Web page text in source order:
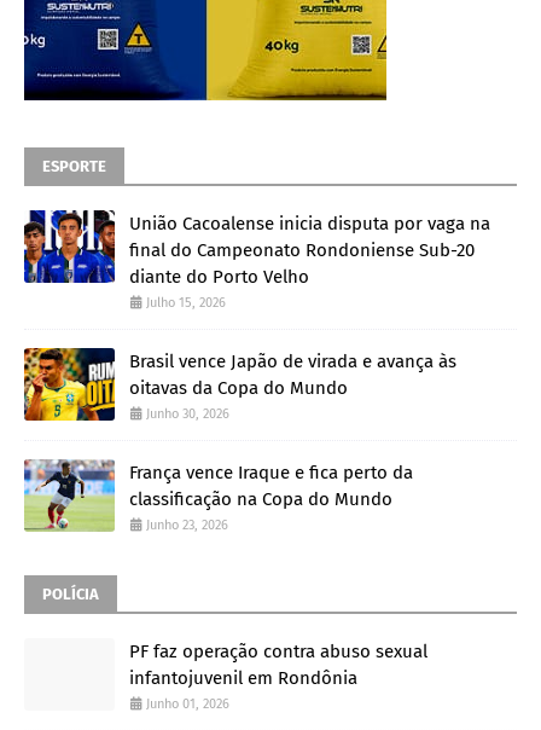
ESPORTE
União Cacoalense inicia disputa por vaga na
final do Campeonato Rondoniense Sub-20
diante do Porto Velho
Julho 15, 2026
Brasil vence Japão de virada e avança às
oitavas da Copa do Mundo
Junho 30, 2026
França vence Iraque e fica perto da
classificação na Copa do Mundo
Junho 23, 2026
POLÍCIA
PF faz operação contra abuso sexual
infantojuvenil em Rondônia
Junho 01, 2026